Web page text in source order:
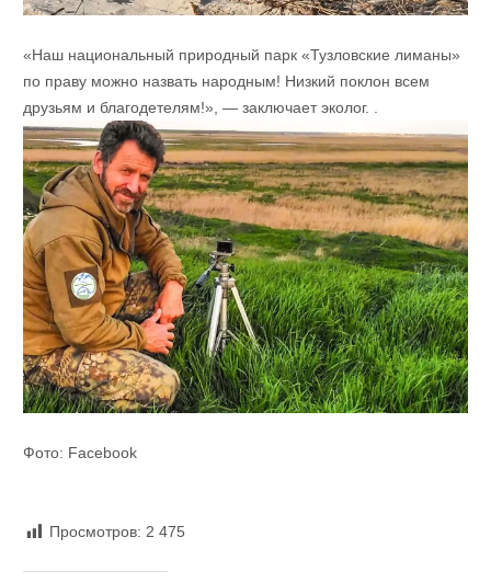
«Наш национальный природный парк «Тузловские лиманы»
по праву можно назвать народным! Низкий поклон всем
друзьям и благодетелям!», — заключает эколог. .
Фото: Facebook
Просмотров: 2 475